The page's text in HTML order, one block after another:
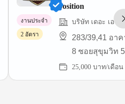
position
บริษัท เดอะ เอ ทีม
283/39,41 อา
8 ซอยสุขุมวิท
คลองตันเหนือ
กรุงเทพมหาน
25,000 บาท/เดือน
งานประจำ
2 อัตรา